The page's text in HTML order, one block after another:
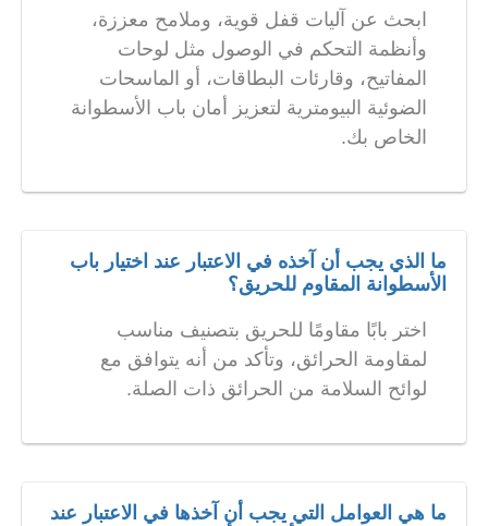
ابحث عن آليات قفل قوية، وملامح معززة،
وأنظمة التحكم في الوصول مثل لوحات
المفاتيح، وقارئات البطاقات، أو الماسحات
الضوئية البيومترية لتعزيز أمان باب الأسطوانة
الخاص بك.
ما الذي يجب أن آخذه في الاعتبار عند اختيار باب
الأسطوانة المقاوم للحريق؟
اختر بابًا مقاومًا للحريق بتصنيف مناسب
لمقاومة الحرائق، وتأكد من أنه يتوافق مع
لوائح السلامة من الحرائق ذات الصلة.
ما هي العوامل التي يجب أن آخذها في الاعتبار عند